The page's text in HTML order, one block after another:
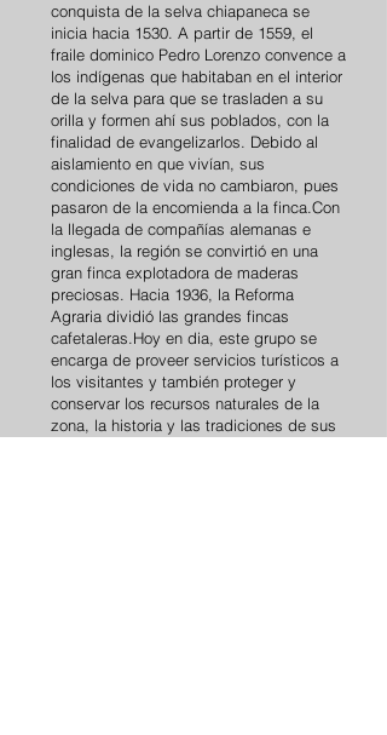
conquista de la selva chiapaneca se
inicia hacia 1530. A partir de 1559, el
fraile dominico Pedro Lorenzo convence a
los indígenas que habitaban en el interior
de la selva para que se trasladen a su
orilla y formen ahí sus poblados, con la
finalidad de evangelizarlos. Debido al
aislamiento en que vivían, sus
condiciones de vida no cambiaron, pues
pasaron de la encomienda a la finca.Con
la llegada de compañías alemanas e
inglesas, la región se convirtió en una
gran finca explotadora de maderas
preciosas. Hacia 1936, la Reforma
Agraria dividió las grandes fincas
cafetaleras.Hoy en dia, este grupo se
encarga de proveer servicios turísticos a
los visitantes y también proteger y
conservar los recursos naturales de la
zona, la historia y las tradiciones de sus